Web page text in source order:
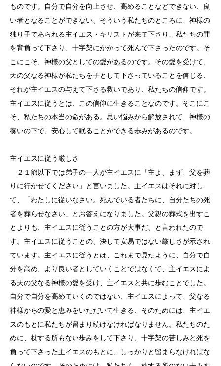
ものです。自分で自分を向上させ、高めることなどできない、良
い者となることができない、そういう私たちのところに、神様の
独り子であられる主イエス・キリストが来て下さり、私たちの罪
を背負って下さり、十字架にかかって死んで下さったのです。そ
こにこそ、神様の父としての愛があるのです。その愛を受けて、
天の父なる神様が私たちを子として下さっていることを信じる、
それが主イエスの与えて下さる救いであり、私たちの信仰です。
主イエスに従うとは、この信仰に生きることなのです。そこにこ
そ、私たちの本当の命がある。思い悩みから解放されて、神様の
養いの下で、安心して眠ることができる歩みがあるのです。
主イエスに従う厳しさ
２１節以下では弟子の一人が主イエスに「主よ、まず、父を葬
りに行かせてください」と言いました。主イエスはそれに対し
て、「わたしに従いなさい。死んでいる者たちに、自分たちの死
者を葬らせなさい」とお答えになりました。父親の葬式を出すこ
とよりも、主イエスに従うことの方が大事だ、と言われたので
す。主イエスに従うことの、決して安易ではない厳しさが示され
ています。主イエスに従うとは、これまで見たように、自分で自
分を高め、より良い者としていくことではなくて、主イエスによ
る天の父なる神様の愛を受け、主イエスと共に歩むことでした。
自分で自分を高めていくのではない、主イエスによって、父なる
神様からの愛と恵みをいただいて生きる、そのためには、主イエ
スのもとに私たちが留まり続けなければなりません。私たちのた
めに、枕する所もない歩みをして下さり、十字架の苦しみと死を
負って下さった主イエスのもとに、しっかりと留まらなければな